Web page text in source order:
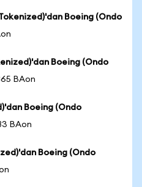
Boeing (Ondo
Boeing (Ondo
BAon
Boeing (Ondo
BAon
Boeing (Ondo